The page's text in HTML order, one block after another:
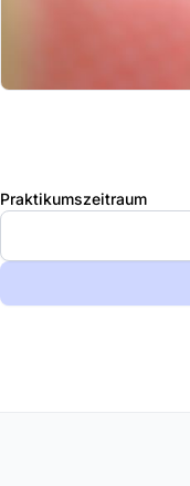
Praktikumszeitraum